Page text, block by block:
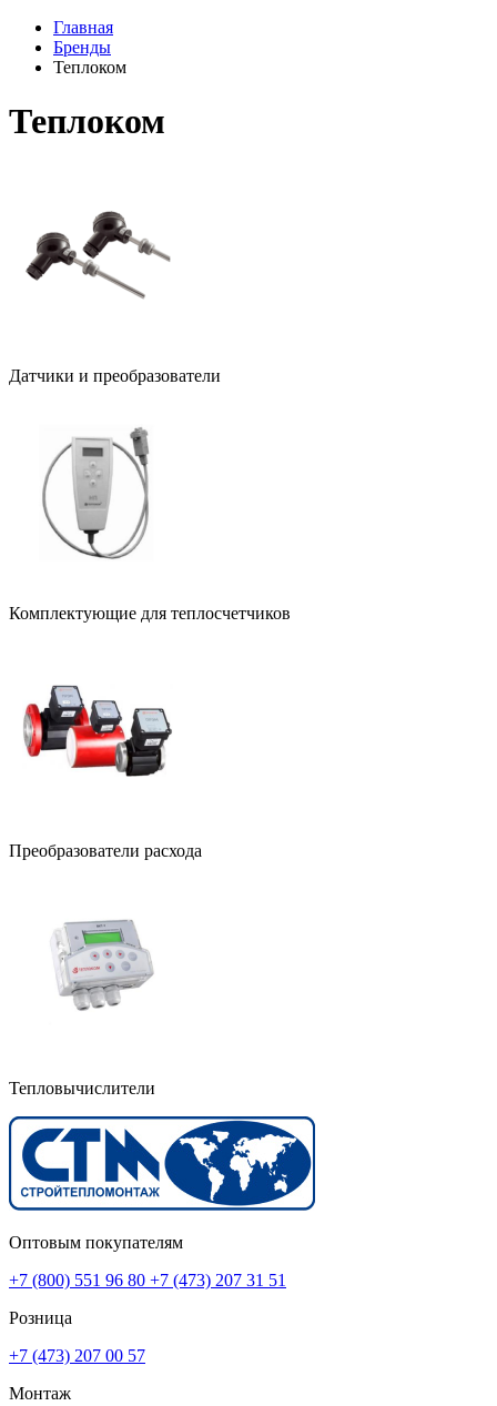
Главная
Бренды
Теплоком
Теплоком
Датчики и преобразователи
Комплектующие для теплосчетчиков
Преобразователи расхода
Тепловычислители
Оптовым покупателям
+7 (800) 551 96 80 +7 (473) 207 31 51
Розница
+7 (473) 207 00 57
Монтаж